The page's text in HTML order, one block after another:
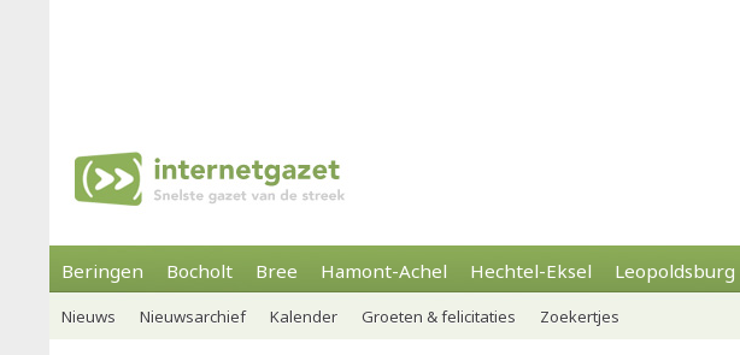
Beringen Bocholt Bree Hamont-Achel Hechtel-Eksel Leopoldsburg
Nieuws Nieuwsarchief Kalender Groeten & felicitaties Zoekertjes